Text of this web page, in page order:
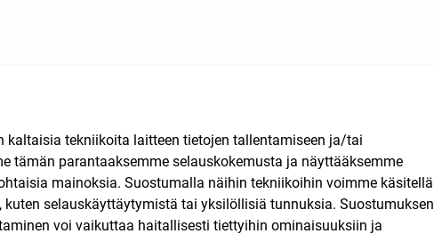
kaltaisia tekniikoita laitteen tietojen tallentamiseen ja/tai
tämän parantaaksemme selauskokemusta ja näyttääksemme
mainoksia. Suostumalla näihin tekniikoihin voimme käsitellä
selauskäyttäytymistä tai yksilöllisiä tunnuksia. Suostumuksen
voi vaikuttaa haitallisesti tiettyihin ominaisuuksiin ja